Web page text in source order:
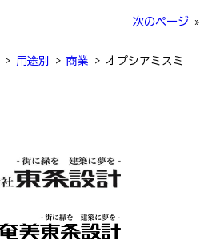
次のページ »
> 用途別 > 商業 > オプシアミスミ